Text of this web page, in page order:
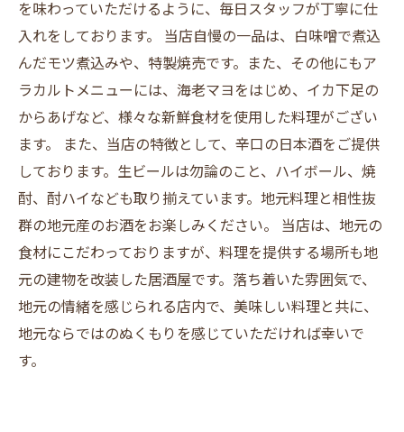
を味わっていただけるように、毎日スタッフが丁寧に仕
入れをしております。 当店自慢の一品は、白味噌で煮込
んだモツ煮込みや、特製焼売です。また、その他にもア
ラカルトメニューには、海老マヨをはじめ、イカ下足の
からあげなど、様々な新鮮食材を使用した料理がござい
ます。 また、当店の特徴として、辛口の日本酒をご提供
しております。生ビールは勿論のこと、ハイボール、焼
酎、酎ハイなども取り揃えています。地元料理と相性抜
群の地元産のお酒をお楽しみください。 当店は、地元の
食材にこだわっておりますが、料理を提供する場所も地
元の建物を改装した居酒屋です。落ち着いた雰囲気で、
地元の情緒を感じられる店内で、美味しい料理と共に、
地元ならではのぬくもりを感じていただければ幸いで
す。